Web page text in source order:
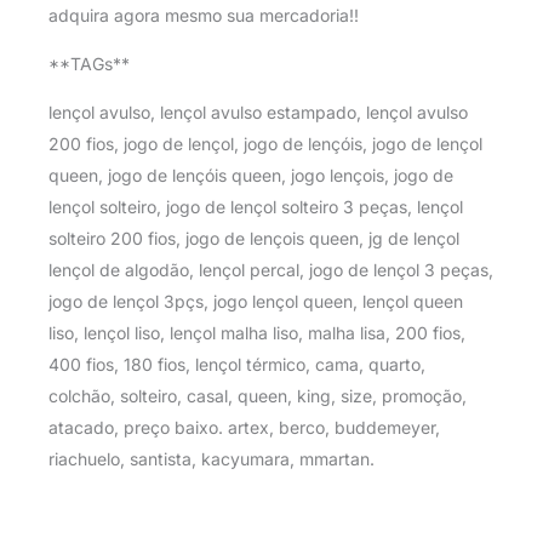
adquira agora mesmo sua mercadoria!!
**TAGs**
lençol avulso, lençol avulso estampado, lençol avulso
200 fios, jogo de lençol, jogo de lençóis, jogo de lençol
queen, jogo de lençóis queen, jogo lençois, jogo de
lençol solteiro, jogo de lençol solteiro 3 peças, lençol
solteiro 200 fios, jogo de lençois queen, jg de lençol
lençol de algodão, lençol percal, jogo de lençol 3 peças,
jogo de lençol 3pçs, jogo lençol queen, lençol queen
liso, lençol liso, lençol malha liso, malha lisa, 200 fios,
400 fios, 180 fios, lençol térmico, cama, quarto,
colchão, solteiro, casal, queen, king, size, promoção,
atacado, preço baixo. artex, berco, buddemeyer,
riachuelo, santista, kacyumara, mmartan.